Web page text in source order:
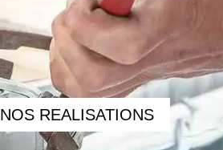
NOS REALISATIONS